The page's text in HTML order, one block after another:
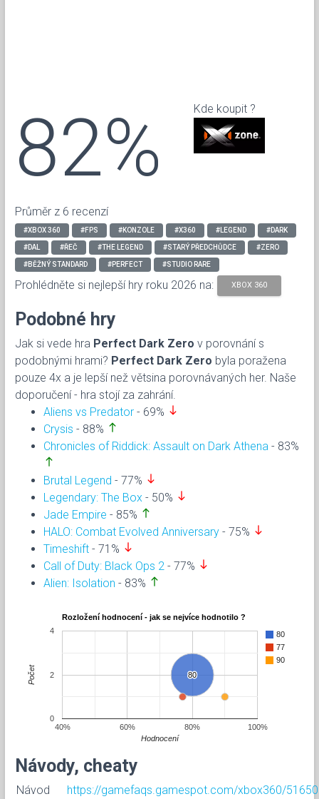
82%
Průměr z 6 recenzí
Kde koupit ?
#XBOX 360 #FPS #KONZOLE #X360 #LEGEND #DARK
#DAL #ŘEČ #THE LEGEND #STARÝ PŘEDCHŮDCE #ZERO
#BĚŽNÝ STANDARD #PERFECT #STUDIO RARE
Prohlédněte si nejlepší hry roku 2026 na: XBOX 360
Podobné hry
Jak si vede hra Perfect Dark Zero v porovnání s
podobnými hrami? Perfect Dark Zero byla poražena
pouze 4x a je lepší než větsina porovnávaných her. Naše
doporučení - hra stojí za zahrání.
Aliens vs Predator - 69% south
Crysis - 88% north
Chronicles of Riddick: Assault on Dark Athena - 83%
north
Brutal Legend - 77% south
Legendary: The Box - 50% south
Jade Empire - 85% north
HALO: Combat Evolved Anniversary - 75% south
Timeshift - 71% south
Call of Duty: Black Ops 2 - 77% south
Alien: Isolation - 83% north
Rozložení hodnocení - jak se nejvíce hodnotilo ?
80
77
90
80
80
40% 60% 80% 100%
0
2
4
Hodnocení
Počet
Návody, cheaty
Návod
https://gamefaqs.gamespot.com/xbox360/